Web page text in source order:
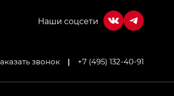
звонок | +7 (495) 132-40-91